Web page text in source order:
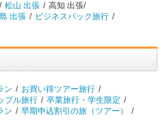
/ 松山 出張 / 高知 出張/
出張 / ビジネスパック旅行 /
ン / お買い得ツアー旅行 /
プル旅行 / 卒業旅行・学生限定 /
ン / 早期申込割引の旅（ツアー）
/